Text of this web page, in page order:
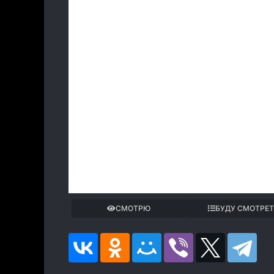
СМОТРЮ БУДУ